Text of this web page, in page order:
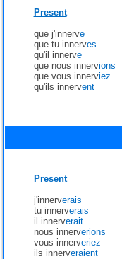
Present
que j'innerve
que tu innerves
qu'il innerve
que nous innervions
que vous innerviez
qu'ils innervent
Present
j'innerverais
tu innerverais
il innerverait
nous innerverions
vous innerveriez
ils innerveraient